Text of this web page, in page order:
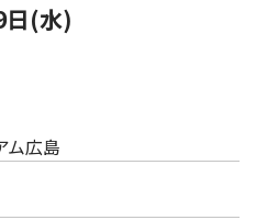
日(水)
ム広島